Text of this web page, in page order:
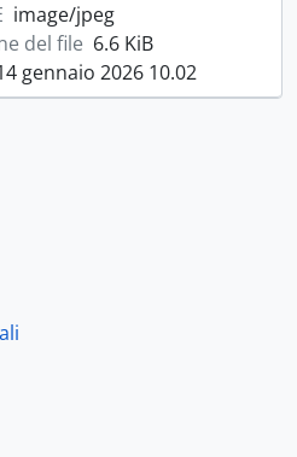
image/jpeg
del file 6.6 KiB
gennaio 2026 10.02